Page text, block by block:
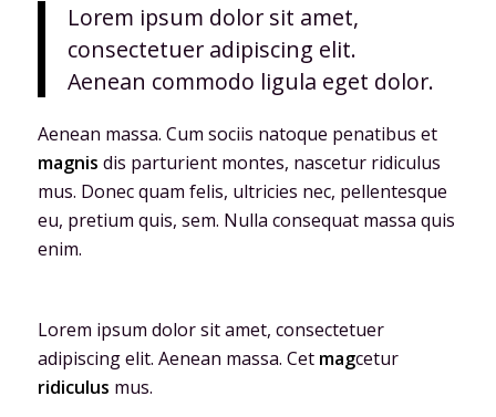
Lorem ipsum dolor sit amet,
consectetuer adipiscing elit.
Aenean commodo ligula eget dolor.
Aenean massa. Cum sociis natoque penatibus et
magnis dis parturient montes, nascetur ridiculus
mus. Donec quam felis, ultricies nec, pellentesque
eu, pretium quis, sem. Nulla consequat massa quis
enim.
Lorem ipsum dolor sit amet, consectetuer
adipiscing elit. Aenean massa. Cet magcetur
ridiculus mus.